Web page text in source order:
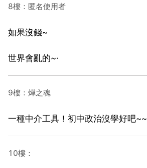
8樓：匿名使用者
如果沒錢~
世界會亂的~·
9樓：燁之魂
一種中介工具！初中政治沒學好吧~~
10樓：